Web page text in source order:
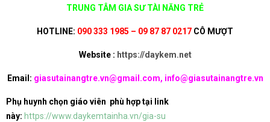
TRUNG TÂM GIA SƯ TÀI NĂNG TRẺ
HOTLINE: 090 333 1985 – 09 87 87 0217 CÔ MƯỢT
Website : https://daykem.net
Email: giasutainangtre.vn@gmail.com, info@giasutainangtre.vn
Phụ huynh chọn giáo viên phù hợp tại link
này: https://www.daykemtainha.vn/gia-su